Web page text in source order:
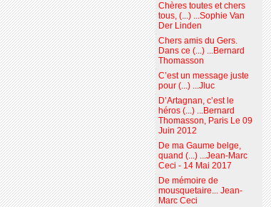
Chères toutes et chers
tous, (...) ...Sophie Van
Der Linden
Chers amis du Gers.
Dans ce (...) ...Bernard
Thomasson
C’est un message juste
pour (...) ...Jluc
D’Artagnan, c’est le
héros (...) ...Bernard
Thomasson, Paris Le 09
Juin 2012
De ma Gaume belge,
quand (...) ...Jean-Marc
Ceci - 14 Mai 2017
De mémoire de
mousquetaire... Jean-
Marc Ceci